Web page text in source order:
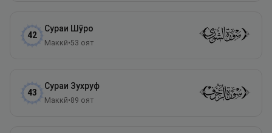
42
Сураи Шӯро
Маккӣ•53 оят
43
Сураи Зухруф
Маккӣ•89 оят